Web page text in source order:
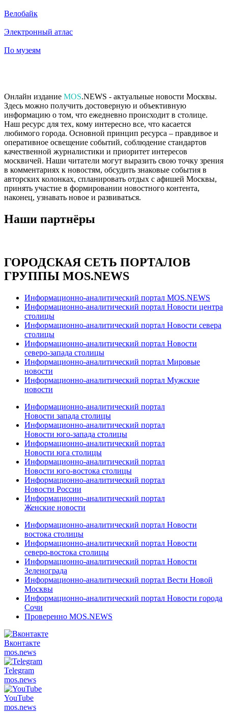
Велобайк
Электронный атлас
По музеям
Онлайн издание MOS.NEWS - актуальные новости Москвы.
Здесь можно получить достоверную и объективную
информацию о том, что ежедневно происходит в столице.
Наш ресурс для тех, кому интересно все, что касается
любимого города. Основной принцип ресурса – правдивое и
оперативное освещение событий, соблюдение стандартов
качественной журналистики и приоритет интересов
москвичей. Наши читатели могут выразить свою точку зрения
в комментариях к новостям, обсудить знаковые события в
авторских колонках, спланировать отдых с афишей Москвы,
принять участие в формировании новостного контента,
наконец, узнавать новое и развиваться.
Наши партнёры
ГОРОДСКАЯ СЕТЬ ПОРТАЛОВ
ГРУППЫ MOS.NEWS
Информационно-аналитический портал MOS.NEWS
Информационно-аналитический портал Новости центра
столицы
Информационно-аналитический портал Новости севера
столицы
Информационно-аналитический портал Новости
северо-запада столицы
Информационно-аналитический портал Мировые
новости
Информационно-аналитический портал Мужские
новости
Информационно-аналитический портал
Новости запада столицы
Информационно-аналитический портал
Новости юго-запада столицы
Информационно-аналитический портал
Новости юга столицы
Информационно-аналитический портал
Новости юго-востока столицы
Информационно-аналитический портал
Новости России
Информационно-аналитический портал
Женские новости
Информационно-аналитический портал Новости
востока столицы
Информационно-аналитический портал Новости
северо-востока столицы
Информационно-аналитический портал Новости
Зеленограда
Информационно-аналитический портал Вести Новой
Москвы
Информационно-аналитический портал Новости города
Сочи
Проверенно MOS.NEWS
Вконтакте
mos.news
Telegram
mos.news
YouTube
mos.news